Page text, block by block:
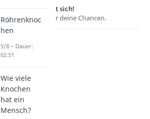
Lernen lohnt sich!
Entdecke hier deine Chancen.
Röhrenknoc
hen
5/8 – Dauer:
02:51
Wie viele
Knochen
hat ein
Mensch?